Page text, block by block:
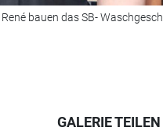
bauen das SB-
GALERIE